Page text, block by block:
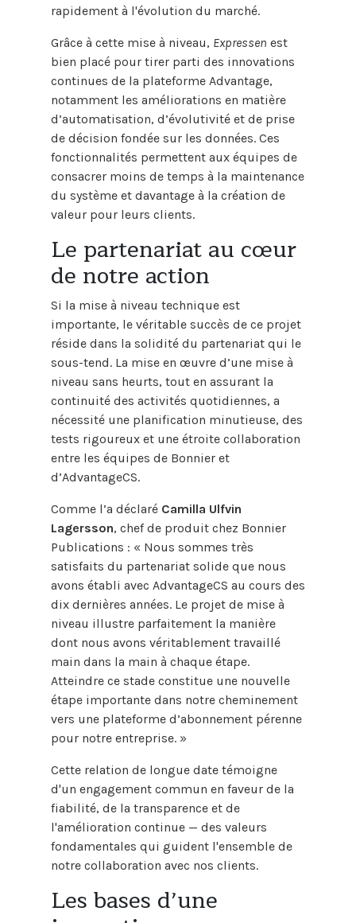
rapidement à l'évolution du marché.
Grâce à cette mise à niveau, Expressen est
bien placé pour tirer parti des innovations
continues de la plateforme Advantage,
notamment les améliorations en matière
d’automatisation, d’évolutivité et de prise
de décision fondée sur les données. Ces
fonctionnalités permettent aux équipes de
consacrer moins de temps à la maintenance
du système et davantage à la création de
valeur pour leurs clients.
Le partenariat au cœur
de notre action
Si la mise à niveau technique est
importante, le véritable succès de ce projet
réside dans la solidité du partenariat qui le
sous-tend. La mise en œuvre d’une mise à
niveau sans heurts, tout en assurant la
continuité des activités quotidiennes, a
nécessité une planification minutieuse, des
tests rigoureux et une étroite collaboration
entre les équipes de Bonnier et
d’AdvantageCS.
Comme l’a déclaré Camilla Ulfvin
Lagersson, chef de produit chez Bonnier
Publications : « Nous sommes très
satisfaits du partenariat solide que nous
avons établi avec AdvantageCS au cours des
dix dernières années. Le projet de mise à
niveau illustre parfaitement la manière
dont nous avons véritablement travaillé
main dans la main à chaque étape.
Atteindre ce stade constitue une nouvelle
étape importante dans notre cheminement
vers une plateforme d’abonnement pérenne
pour notre entreprise. »
Cette relation de longue date témoigne
d'un engagement commun en faveur de la
fiabilité, de la transparence et de
l'amélioration continue — des valeurs
fondamentales qui guident l'ensemble de
notre collaboration avec nos clients.
Les bases d’une